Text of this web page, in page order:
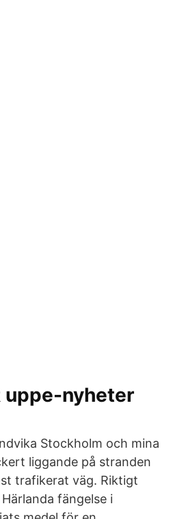
uppe-nyheter
Stockholm och mina
liggande på stranden
trafikerat väg. Riktigt
fängelse i